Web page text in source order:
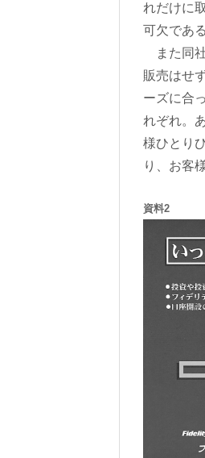
れだけに
可欠である
また同
販売はせ
ーズに合
れぞれ。
様ひとり
り、お客
資料2